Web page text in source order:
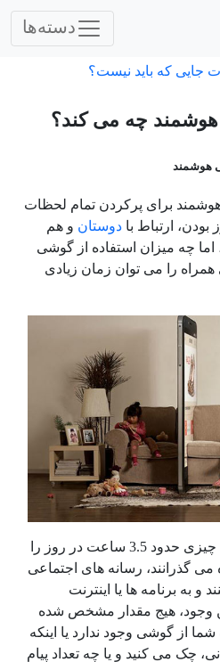
دسته‌ها
جایی که باید نیست؟
هوشمند چه می کند؟
هوشمند
برای پرکردن تمام لحظات
ارتباط با دوستان و هم
اما چه میزان استفاده از گوشی
را می توان زمان زیادی
آمریکائی ها به طور متوسط چیزی حدود 3.5 ساعت در روز را
می گذرانند، رسانه های اجتماعی
و به برنامه ها یا اینترنت
وجود، هیج مقدار مشخص شده
از گوشی وجود ندارد یا اینکه
چک می کنید و یا چه تعداد پیام